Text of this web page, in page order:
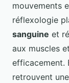
mouvements
réflexologie
sanguine et
aux muscles
efficacement.
retrouvent